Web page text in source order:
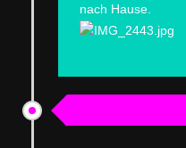
nach Hause.